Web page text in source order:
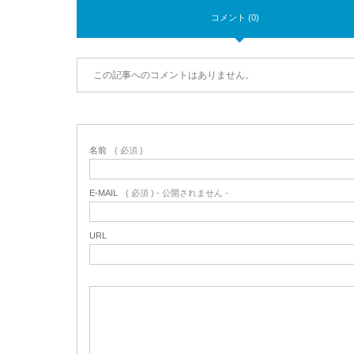
コメント (0)
この記事へのコメントはありません。
名前 ( 必須 )
E-MAIL ( 必須 ) - 公開されません -
URL